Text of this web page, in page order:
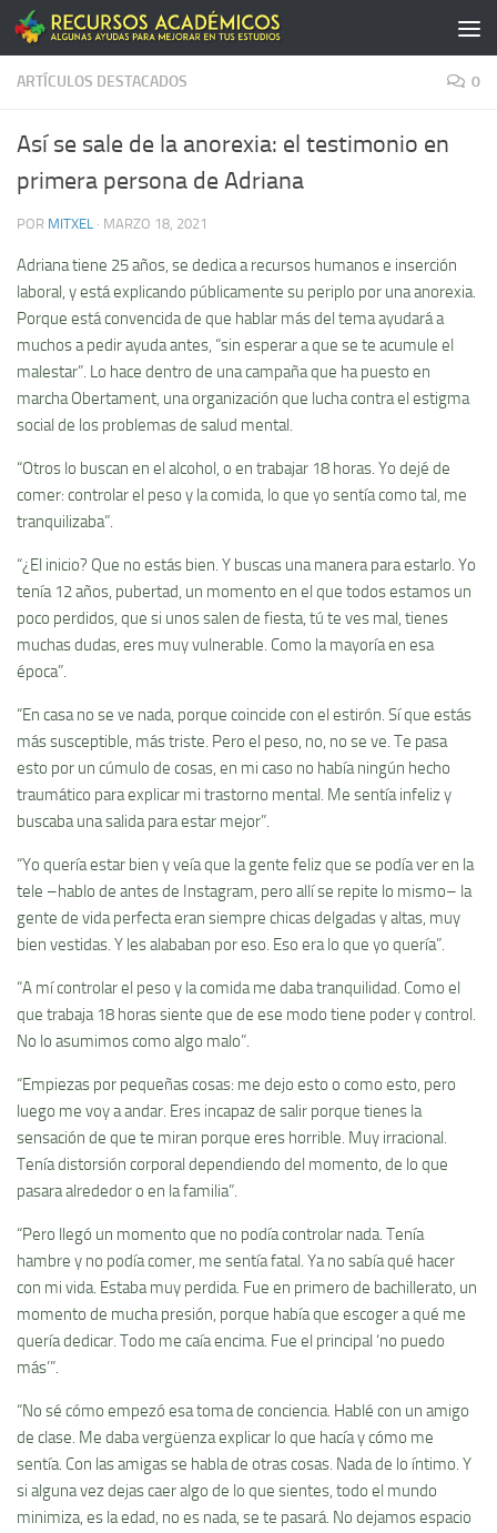
Saltar al contenido
ARTÍCULOS DESTACADOS 0
Así se sale de la anorexia: el testimonio en
primera persona de Adriana
POR MITXEL · MARZO 18, 2021
Adriana tiene 25 años, se dedica a recursos humanos e inserción
laboral, y está explicando públicamente su periplo por una anorexia.
Porque está convencida de que hablar más del tema ayudará a
muchos a pedir ayuda antes, “sin esperar a que se te acumule el
malestar”. Lo hace dentro de una campaña que ha puesto en
marcha Obertament, una organización que lucha contra el estigma
social de los problemas de salud mental.
“Otros lo buscan en el alcohol, o en trabajar 18 horas. Yo dejé de
comer: controlar el peso y la comida, lo que yo sentía como tal, me
tranquilizaba”.
“¿El inicio? Que no estás bien. Y buscas una manera para estarlo. Yo
tenía 12 años, pubertad, un momento en el que todos estamos un
poco perdidos, que si unos salen de fiesta, tú te ves mal, tienes
muchas dudas, eres muy vulnerable. Como la mayoría en esa
época”.
“En casa no se ve nada, porque coincide con el estirón. Sí que estás
más susceptible, más triste. Pero el peso, no, no se ve. Te pasa
esto por un cúmulo de cosas, en mi caso no había ningún hecho
traumático para explicar mi trastorno mental. Me sentía infeliz y
buscaba una salida para estar mejor”.
“Yo quería estar bien y veía que la gente feliz que se podía ver en la
tele –hablo de antes de Instagram, pero allí se repite lo mismo– la
gente de vida perfecta eran siempre chicas delgadas y altas, muy
bien vestidas. Y les alababan por eso. Eso era lo que yo quería”.
“A mí controlar el peso y la comida me daba tranquilidad. Como el
que trabaja 18 horas siente que de ese modo tiene poder y control.
No lo asumimos como algo malo”.
“Empiezas por pequeñas cosas: me dejo esto o como esto, pero
luego me voy a andar. Eres incapaz de salir porque tienes la
sensación de que te miran porque eres horrible. Muy irracional.
Tenía distorsión corporal dependiendo del momento, de lo que
pasara alrededor o en la familia”.
“Pero llegó un momento que no podía controlar nada. Tenía
hambre y no podía comer, me sentía fatal. Ya no sabía qué hacer
con mi vida. Estaba muy perdida. Fue en primero de bachillerato, un
momento de mucha presión, porque había que escoger a qué me
quería dedicar. Todo me caía encima. Fue el principal ‘no puedo
más’”.
“No sé cómo empezó esa toma de conciencia. Hablé con un amigo
de clase. Me daba vergüenza explicar lo que hacía y cómo me
sentía. Con las amigas se habla de otras cosas. Nada de lo íntimo. Y
si alguna vez dejas caer algo de lo que sientes, todo el mundo
minimiza, es la edad, no es nada, se te pasará. No dejamos espacio